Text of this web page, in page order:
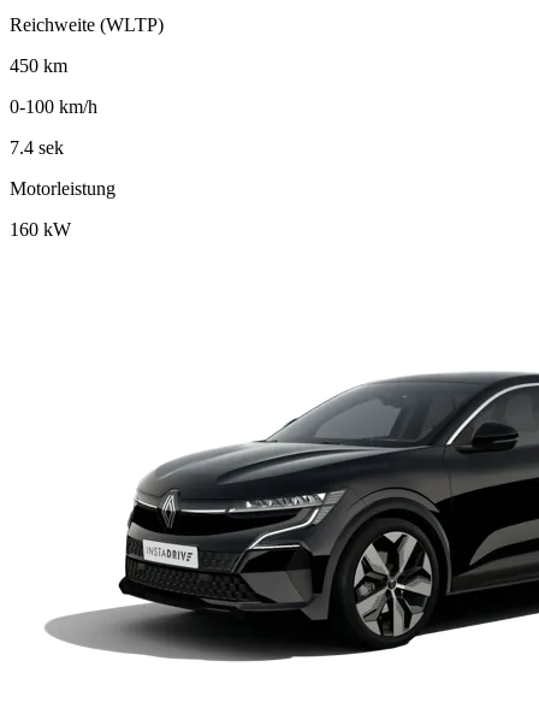
Reichweite (WLTP)
450 km
0-100 km/h
7.4 sek
Motorleistung
160 kW